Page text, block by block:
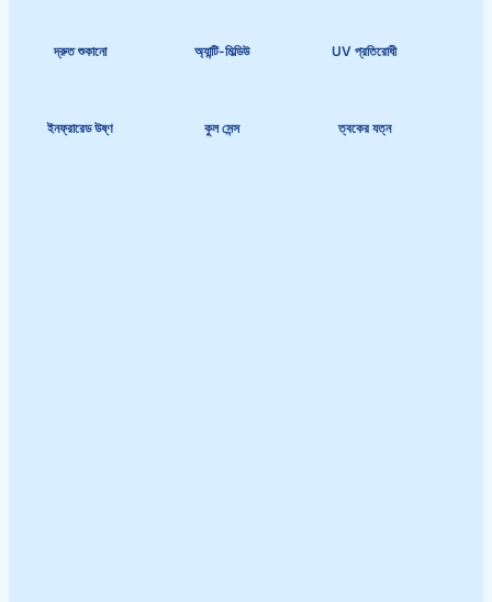
দ্রুত শুকানো অ্যান্টি-মিল্ডিউ UV প্রতিরোধী
ইনফ্রারেড উষ্ণ কুল সেন্স ত্বকের যত্ন